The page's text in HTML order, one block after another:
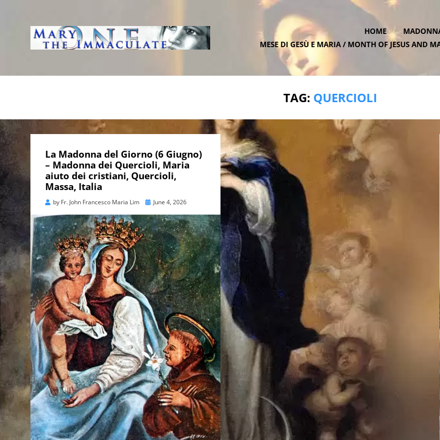
WWW.IMMACULATE.ONE
HOME
MESE DI GESÙ E MARIA / MONTH OF JESUS AND
TAG: QUERCIOLI
La Madonna del Giorno (6 Giugno)
– Madonna dei Quercioli, Maria
aiuto dei cristiani, Quercioli,
Massa, Italia
by Fr. John Francesco Maria Lim
PostedJune 4, 2026